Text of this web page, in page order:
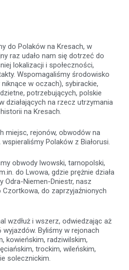
do Polaków na Kresach, w
raz udało nam się dotrzeć do
lokalizacji i społeczności,
Wspomagaliśmy środowisko
w oczach), sybirackie,
potrzebujących, polskie
działających na rzecz utrzymania
na Kresach.
miejsc, rejonów, obwodów na
Polaków z Białorusi.
obwody lwowski, tarnopolski,
do Lwowa, gdzie prężnie działa
Odra-Niemen-Dniestr, nasz
Czortkowa, do zaprzyjaźnionych
wzdłuż i wszerz, odwiedzając aż
Byliśmy w rejonach
kowieńskim, radziwilskim,
trockim, wileńskim,
solecznickim.